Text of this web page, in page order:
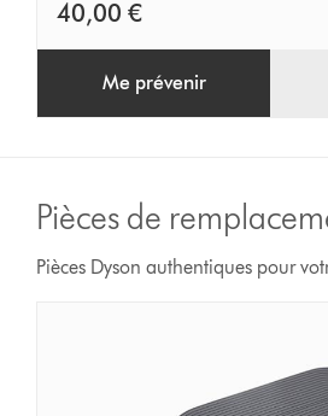
40,00 €
Me prévenir
Pièces de
Pièces Dyson authentiques pour